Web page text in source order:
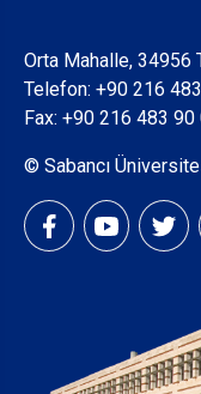
Orta Mahalle, 34956
Telefon: +90 216
Fax: +90 216 483 90
© Sabancı